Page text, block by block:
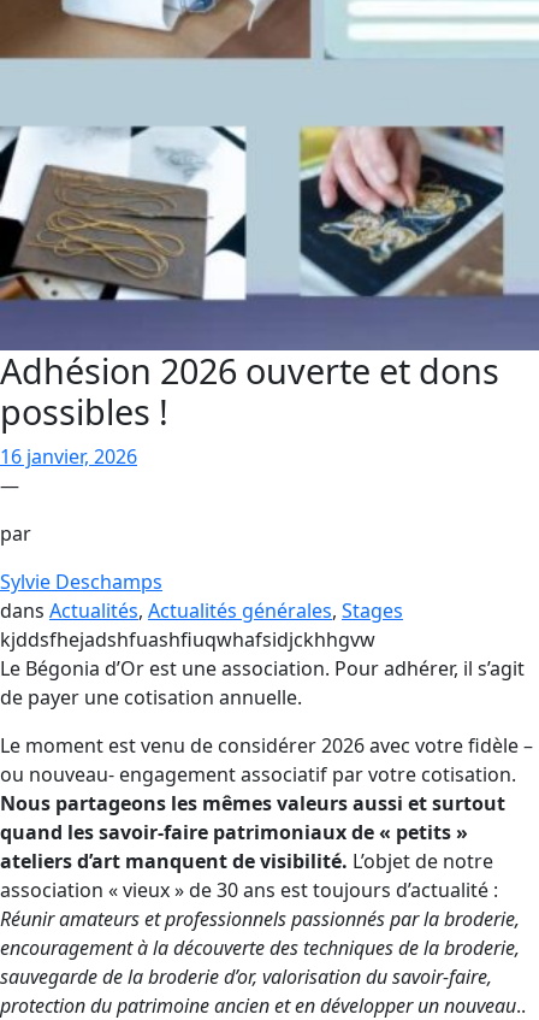
Adhésion 2026 ouverte et dons
possibles !
16 janvier, 2026
—
par
Sylvie Deschamps
dans Actualités, Actualités générales, Stages
kjddsfhejadshfuashfiuqwhafsidjckhhgvw
Le Bégonia d’Or est une association. Pour adhérer, il s’agit
de payer une cotisation annuelle.
Le moment est venu de considérer 2026 avec votre fidèle –
ou nouveau- engagement associatif par votre cotisation.
Nous partageons les mêmes valeurs aussi et surtout
quand les savoir-faire patrimoniaux de « petits »
ateliers d’art manquent de visibilité. L’objet de notre
association « vieux » de 30 ans est toujours d’actualité :
Réunir amateurs et professionnels passionnés par la broderie,
encouragement à la découverte des techniques de la broderie,
sauvegarde de la broderie d’or, valorisation du savoir-faire,
protection du patrimoine ancien et en développer un nouveau..